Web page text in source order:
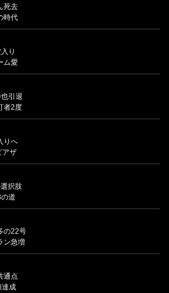
死去
時代
り
ム愛
引退
者2度
りへ
アザ
択肢
道
の22号
ン急増
通点
達成